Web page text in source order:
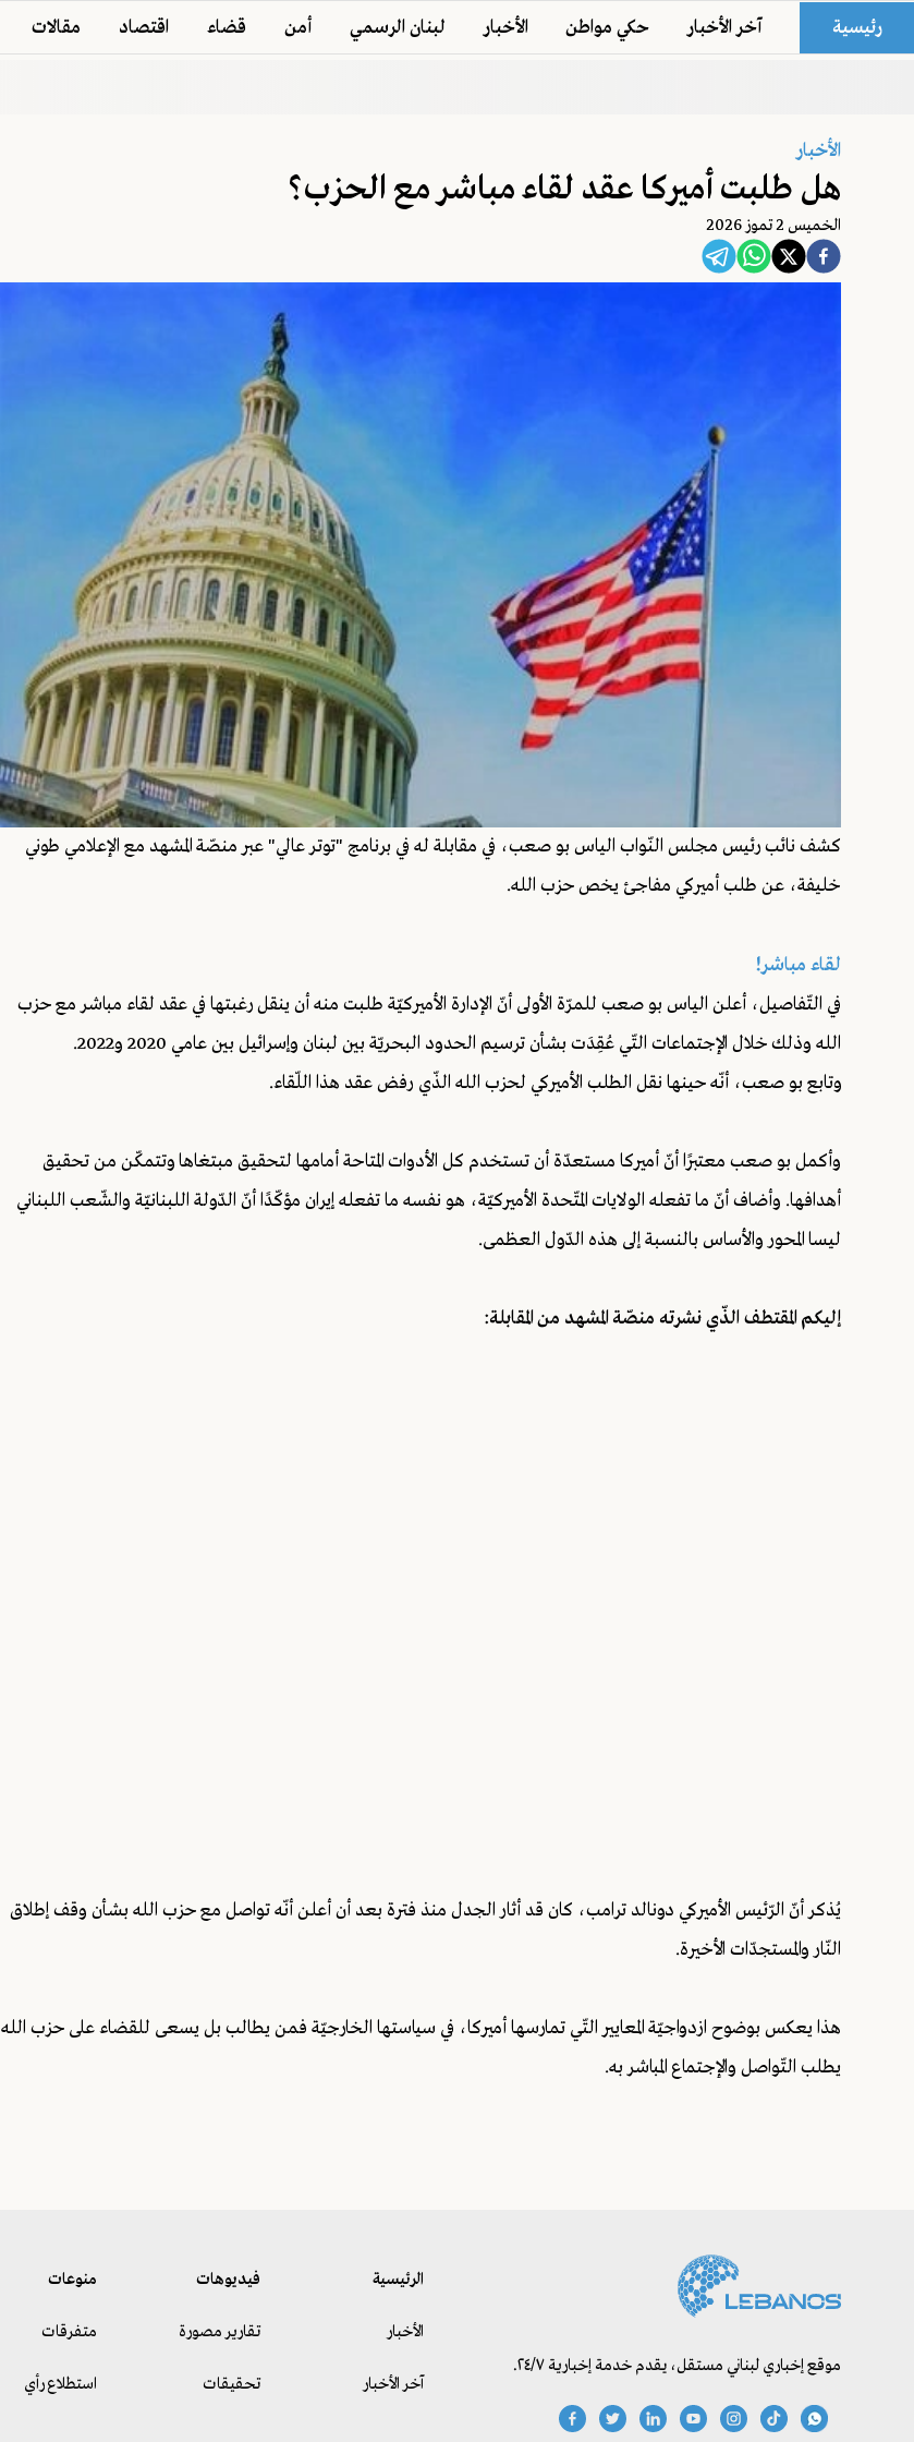
رئيسية آخر الأخبار حكي مواطن الأخبار لبنان الرسمي أمن قضاء اقتصاد مقالات
الأخبار
هل طلبت أميركا عقد لقاء مباشر مع الحزب؟
الخميس 2 تموز 2026
كشف نائب رئيس مجلس النّواب الياس بو صعب، في مقابلة له في برنامج "توتر عالي" عبر منصّة المشهد مع الإعلامي طوني
خليفة، عن طلب أميركي مفاجئ يخص حزب الله.
لقاء مباشر!
في التّفاصيل، أعلن الياس بو صعب للمرّة الأولى أنّ الإدارة الأميركيّة طلبت منه أن ينقل رغبتها في عقد لقاء مباشر مع حزب
الله وذلك خلال الإجتماعات التّي عُقِدَت بشأن ترسيم الحدود البحريّة بين لبنان وإسرائيل بين عامي 2020 و2022.
وتابع بو صعب، أنّه حينها نقل الطلب الأميركي لحزب الله الذّي رفض عقد هذا اللّقاء.
وأكمل بو صعب معتبرًا أنّ أميركا مستعدّة أن تستخدم كل الأدوات المتاحة أمامها لتحقيق مبتغاها وتتمكّن من تحقيق
أهدافها. وأضاف أنّ ما تفعله الولايات المتّحدة الأميركيّة، هو نفسه ما تفعله إيران مؤكّدًا أنّ الدّولة اللبنانيّة والشّعب اللبناني
ليسا المحور والأساس بالنسبة إلى هذه الدّول العظمى.
إليكم المقتطف الذّي نشرته منصّة المشهد من المقابلة:
يُذكر أنّ الرّئيس الأميركي دونالد ترامب، كان قد أثار الجدل منذ فترة بعد أن أعلن أنّه تواصل مع حزب الله بشأن وقف إطلاق
النّار والمستجدّات الأخيرة.
هذا يعكس بوضوح ازدواجيّة المعايير التّي تمارسها أميركا، في سياستها الخارجيّة فمن يطالب بل يسعى للقضاء على حزب الله
يطلب التّواصل والإجتماع المباشر به.
موقع إخباري لبناني مستقل، يقدم خدمة إخبارية ٢٤/٧.
الرئيسية
الأخبار
آخر الأخبار
فيديوهات
تقارير مصورة
تحقيقات
منوعات
متفرقات
استطلاع رأي